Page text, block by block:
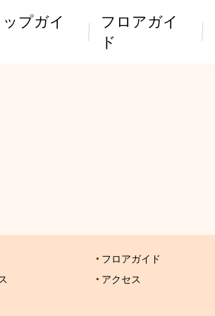
プガイ
フロアガイ
ド
フロアガイド
アクセス